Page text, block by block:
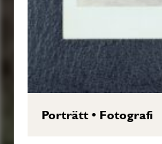
Porträtt• Fotografi